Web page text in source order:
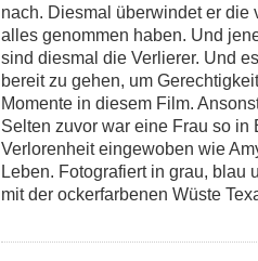
nach. Diesmal überwindet er die
alles genommen haben. Und
sind diesmal die Verlierer. Und
bereit zu gehen, um
Momente in diesem Film.
Selten zuvor war eine Frau so
Verlorenheit eingewoben wie
Leben. Fotografiert in grau, blau
mit der ockerfarbenen Wüste